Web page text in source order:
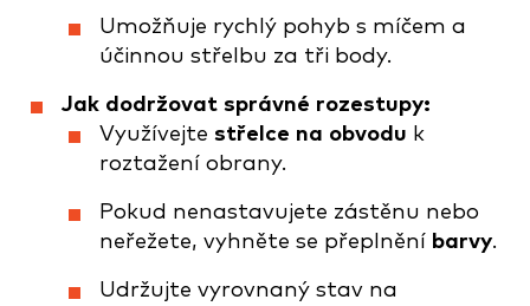
Umožňuje rychlý pohyb s míčem a
účinnou střelbu za tři body.
Jak dodržovat správné rozestupy:
Využívejte střelce na obvodu k
roztažení obrany.
Pokud nenastavujete zástěnu nebo
neřežete, vyhněte se přeplnění barvy.
Udržujte vyrovnaný stav na